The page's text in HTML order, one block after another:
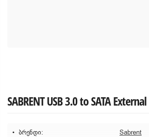
SABRENT USB 3.0 to SATA
ბრენდი:
Sabrent